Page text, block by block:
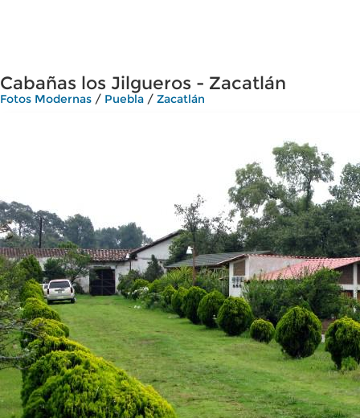
Cabañas los Jilgueros - Zacatlán
Fotos Modernas / Puebla / Zacatlán